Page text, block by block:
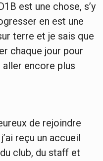
est une chose, s’y
en est une
terre et je sais que
chaque jour pour
encore plus
de rejoindre
reçu un accueil
club, du staff et